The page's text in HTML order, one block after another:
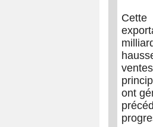
ont